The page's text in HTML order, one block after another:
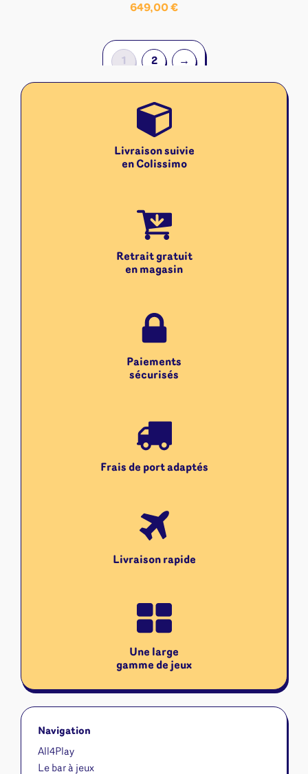
649,00€
1 2 →
Livraison suivie
en Colissimo
Retrait gratuit
en magasin
Paiements
sécurisés
Frais de port adaptés
Livraison rapide
Une large
gamme de jeux
Navigation
All4Play
Le bar à jeux